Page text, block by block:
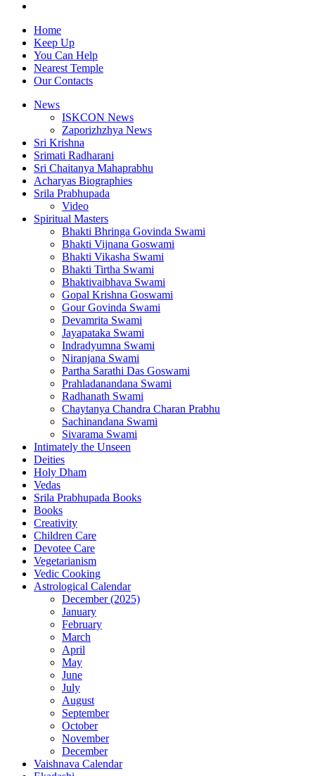
Home
Keep Up
You Can Help
Nearest Temple
Our Contacts
News
ISKCON News
Zaporizhzhya News
Sri Krishna
Srimati Radharani
Sri Chaitanya Mahaprabhu
Acharyas Biographies
Srila Prabhupada
Video
Spiritual Masters
Bhakti Bhringa Govinda Swami
Bhakti Vijnana Goswami
Bhakti Vikasha Swami
Bhakti Tirtha Swami
Bhaktivaibhava Swami
Gopal Krishna Goswami
Gour Govinda Swami
Devamrita Swami
Jayapataka Swami
Indradyumna Swami
Niranjana Swami
Partha Sarathi Das Goswami
Prahladanandana Swami
Radhanath Swami
Chaytanya Chandra Charan Prabhu
Sachinandana Swami
Sivarama Swami
Intimately the Unseen
Deities
Holy Dham
Vedas
Srila Prabhupada Books
Books
Creativity
Children Care
Devotee Care
Vegetarianism
Vedic Cooking
Astrological Calendar
December (2025)
January
February
March
April
May
June
July
August
September
October
November
December
Vaishnava Calendar